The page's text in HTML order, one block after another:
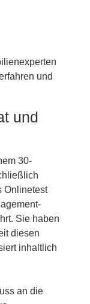
und
und
30-
Onlinetest
Sie haben
diesen
inhaltlich
an die